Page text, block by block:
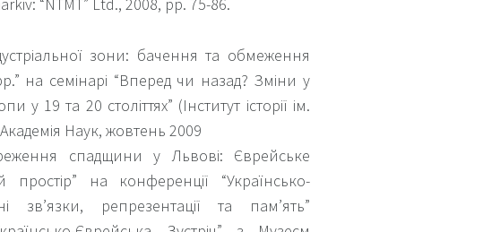
зони: бачення та обмеження
на семінарі “Вперед чи назад? Зміни у
у 19 та 20 століттях” (Інститут історії ім.
Наук, жовтень 2009
спадщини у Львові: Єврейське
на конференції “Українсько-
зв’язки, репрезентації та пам’ять”